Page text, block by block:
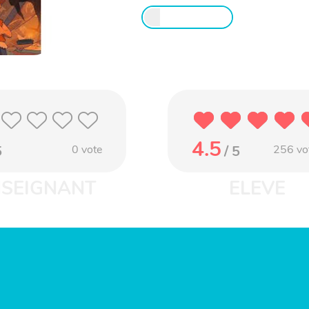
0 vote 4.5/ 5 256